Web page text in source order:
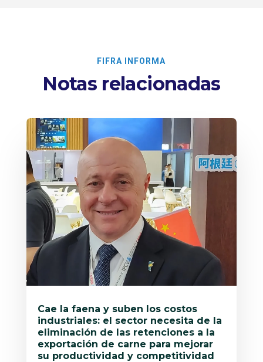
FIFRA INFORMA
Notas relacionadas
Cae la faena y suben los costos
industriales: el sector necesita de la
eliminación de las retenciones a la
exportación de carne para mejorar
su productividad y competitividad